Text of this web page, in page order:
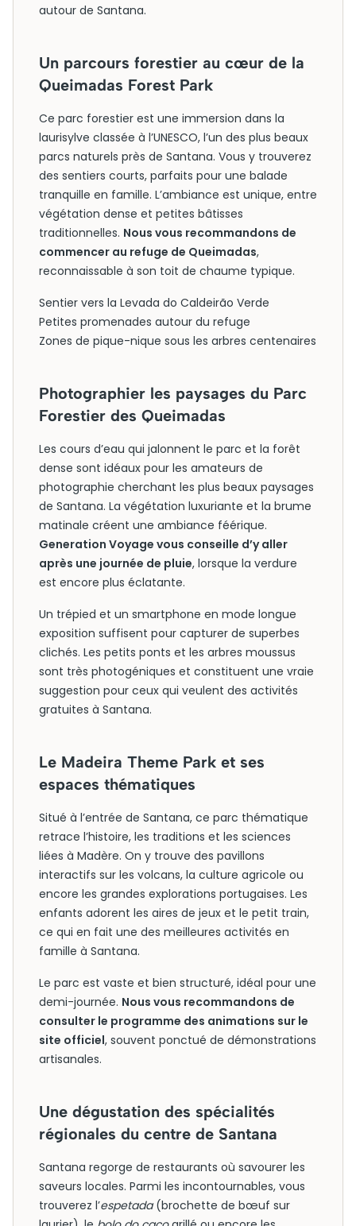
autour de Santana.
Un parcours forestier au cœur de la
Queimadas Forest Park
Ce parc forestier est une immersion dans la
laurisylve classée à l’UNESCO, l’un des plus beaux
parcs naturels près de Santana. Vous y trouverez
des sentiers courts, parfaits pour une balade
tranquille en famille. L’ambiance est unique, entre
végétation dense et petites bâtisses
traditionnelles. Nous vous recommandons de
commencer au refuge de Queimadas,
reconnaissable à son toit de chaume typique.
Sentier vers la Levada do Caldeirão Verde
Petites promenades autour du refuge
Zones de pique-nique sous les arbres centenaires
Photographier les paysages du Parc
Forestier des Queimadas
Les cours d’eau qui jalonnent le parc et la forêt
dense sont idéaux pour les amateurs de
photographie cherchant les plus beaux paysages
de Santana. La végétation luxuriante et la brume
matinale créent une ambiance féérique.
Generation Voyage vous conseille d’y aller
après une journée de pluie, lorsque la verdure
est encore plus éclatante.
Un trépied et un smartphone en mode longue
exposition suffisent pour capturer de superbes
clichés. Les petits ponts et les arbres moussus
sont très photogéniques et constituent une vraie
suggestion pour ceux qui veulent des activités
gratuites à Santana.
Le Madeira Theme Park et ses
espaces thématiques
Situé à l’entrée de Santana, ce parc thématique
retrace l’histoire, les traditions et les sciences
liées à Madère. On y trouve des pavillons
interactifs sur les volcans, la culture agricole ou
encore les grandes explorations portugaises. Les
enfants adorent les aires de jeux et le petit train,
ce qui en fait une des meilleures activités en
famille à Santana.
Le parc est vaste et bien structuré, idéal pour une
demi-journée. Nous vous recommandons de
consulter le programme des animations sur le
site officiel, souvent ponctué de démonstrations
artisanales.
Une dégustation des spécialités
régionales du centre de Santana
Santana regorge de restaurants où savourer les
saveurs locales. Parmi les incontournables, vous
trouverez l’espetada(brochette de bœuf sur